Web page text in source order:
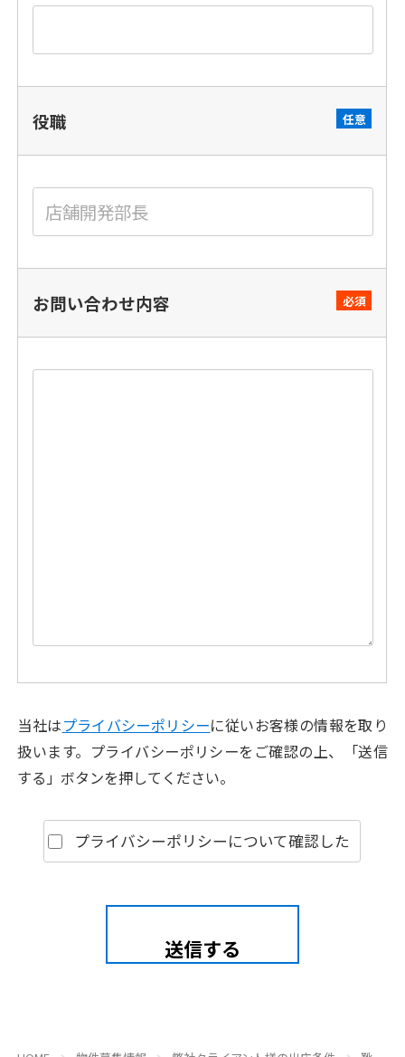
役職 任意
お問い合わせ内容 必須
当社はプライバシーポリシーに従いお客様の情報を取り
扱います。 プライバシーポリシーをご確認の上、「送信
する」ボタンを押してください。
プライバシーポリシーについて確認した